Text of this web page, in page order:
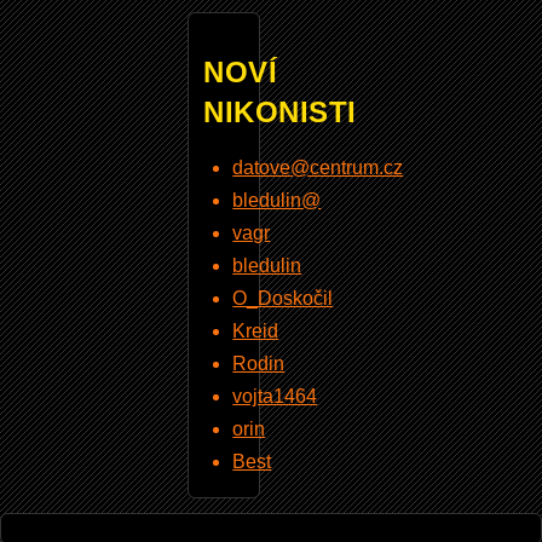
NOVÍ
NIKONISTI
datove@centrum.cz
bledulin@
vagr
bledulin
O_Doskočil
Kreid
Rodin
vojta1464
orin
Best